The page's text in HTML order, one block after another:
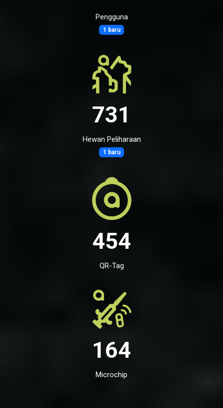
Pengguna
1 baru
731
Hewan Peliharaan
1 baru
454
QR-Tag
164
Microchip